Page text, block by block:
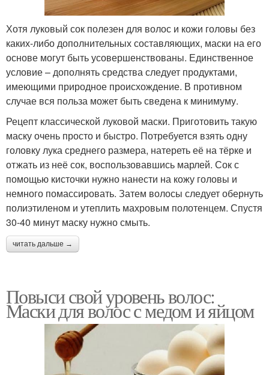
Хотя луковый сок полезен для волос и кожи головы без
каких-либо дополнительных составляющих, маски на его
основе могут быть усовершенствованы. Единственное
условие – дополнять средства следует продуктами,
имеющими природное происхождение. В противном
случае вся польза может быть сведена к минимуму.
Рецепт классической луковой маски. Приготовить такую
маску очень просто и быстро. Потребуется взять одну
головку лука среднего размера, натереть её на тёрке и
отжать из неё сок, воспользовавшись марлей. Сок с
помощью кисточки нужно нанести на кожу головы и
немного помассировать. Затем волосы следует обернуть
полиэтиленом и утеплить махровым полотенцем. Спустя
30-40 минут маску нужно смыть.
читать дальше →
Повыси свой уровень волос:
Маски для волос с медом и яйцом